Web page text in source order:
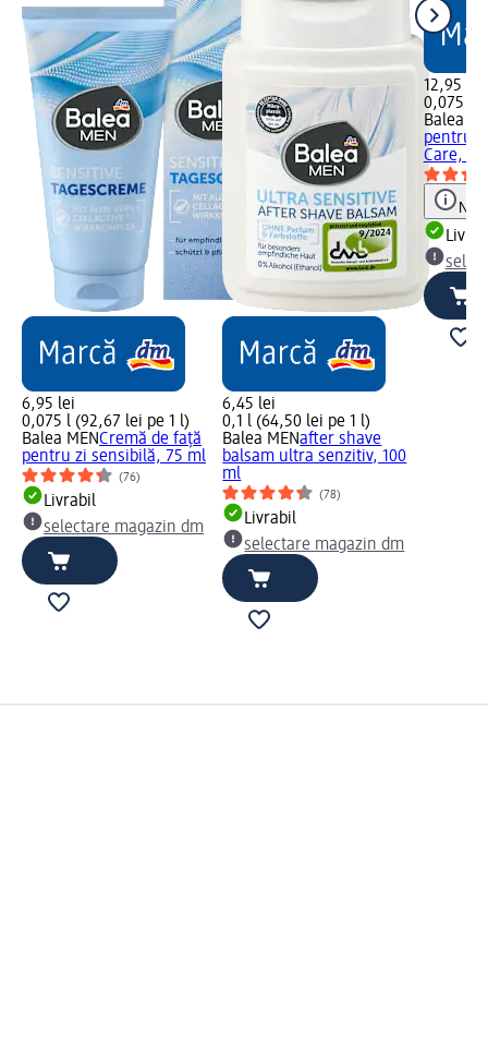
6,95 lei
0,075 l (92,67 lei pe 1 l)
Balea MENCremă de față
pentru zi sensibilă, 75 ml
(76)
Livrabil
selectare magazin dm
6,45 lei
0,1 l (64,50 lei pe 1 l)
Balea MENafter shave
balsam ultra senzitiv, 100
ml
(78)
Livrabil
selectare magazin dm
12,95 lei
0,075 l
Balea
pentru
Care,
Notă